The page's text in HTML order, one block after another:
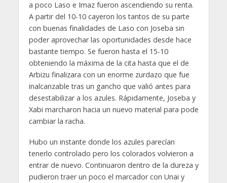
a poco Laso e Imaz fueron ascendiendo su renta.
A partir del 10-10 cayeron los tantos de su parte
con buenas finalidades de Laso con Joseba sin
poder aprovechar las oportunidades desde hace
bastante tiempo. Se fueron hasta el 15-10
obteniendo la máxima de la cita hasta que el de
Arbizu finalizara con un enorme zurdazo que fue
inalcanzable tras un gancho que valió antes para
desestabilizar a los azules. Rápidamente, Joseba y
Xabi marcharon hacia un nuevo material para pode
cambiar la racha.
Hubo un instante donde los azules parecían
tenerlo controlado pero los colorados volvieron a
entrar de nuevo. Continuaron dentro de la dureza y
pudieron traer un poco el marcador con Unai y